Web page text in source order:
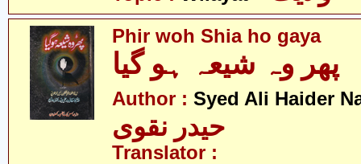
Phir woh Shia ho gaya
Author : Syed Ali Haider
حیدر نقوی
Translator :